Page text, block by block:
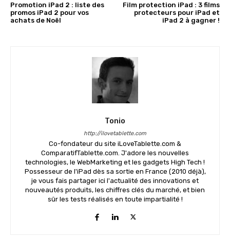
Promotion iPad 2 : liste des
promos iPad 2 pour vos
achats de Noël
Film protection iPad : 3 films
protecteurs pour iPad et
iPad 2 à gagner !
Tonio
http://ilovetablette.com
Co-fondateur du site iLoveTablette.com &
ComparatifTablette.com. J'adore les nouvelles
technologies, le WebMarketing et les gadgets High Tech !
Possesseur de l'iPad dès sa sortie en France (2010 déjà),
je vous fais partager ici l'actualité des innovations et
nouveautés produits, les chiffres clés du marché, et bien
sûr les tests réalisés en toute impartialité !